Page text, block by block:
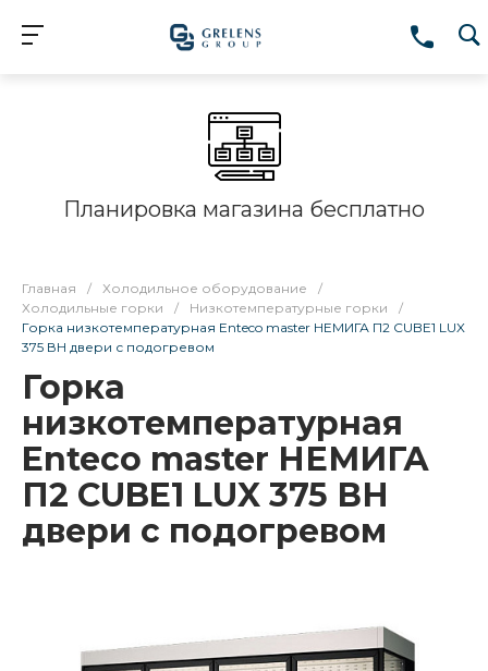
Планировка магазина бесплатно
Главная / Холодильное оборудование
/
Холодильные горки
/ Низкотемпературные горки
/
Горка низкотемпературная Enteco master НЕМИГА П2 CUBE1 LUX
375 ВН двери с подогревом
Горка
низкотемпературная
Enteco master НЕМИГА
П2 CUBE1 LUX 375 ВН
двери с подогревом